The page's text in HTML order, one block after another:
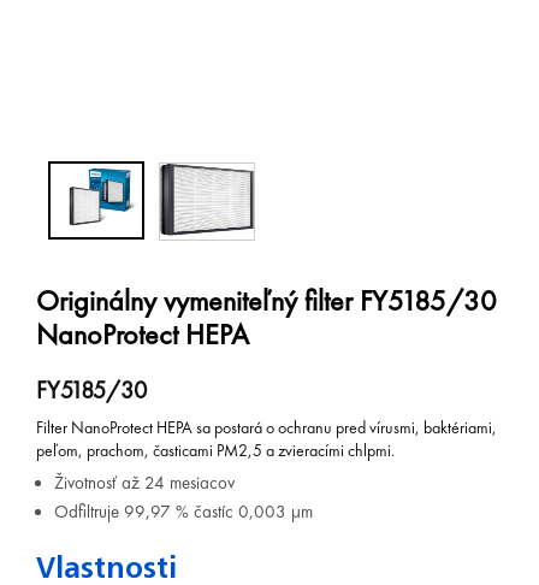
Originálny vymeniteľný filter FY5185/30
NanoProtect HEPA
FY5185/30
Filter NanoProtect HEPA sa postará o ochranu pred vírusmi, baktériami,
peľom, prachom, časticami PM2,5 a zvieracími chlpmi.
Životnosť až 24 mesiacov
Odfiltruje 99,97 % častíc 0,003 µm
Vlastnosti